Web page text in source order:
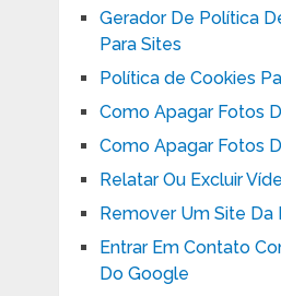
Gerador De Política
Para Sites
Política de Cookies
Como Apagar Fotos
Como Apagar Fotos
Relatar Ou Excluir
Remover Um Site Da
Entrar Em Contato
Do Google